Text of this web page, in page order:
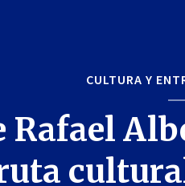
CULTURA Y
Rafael